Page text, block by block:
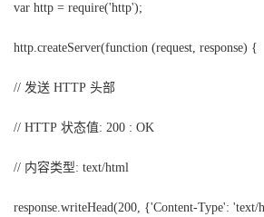
var http = require('http');
http.createServer(function (request, response) {
// 发送 HTTP 头部
// HTTP 状态值: 200 : OK
// 内容类型: text/html
response.writeHead(200, {'Content-Type':